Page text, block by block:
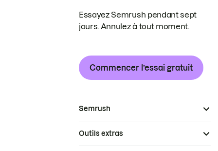
Essayez Semrush pendant sept
jours. Annulez à tout moment.
Commencer l’essai gratuit
Semrush
Outils extras